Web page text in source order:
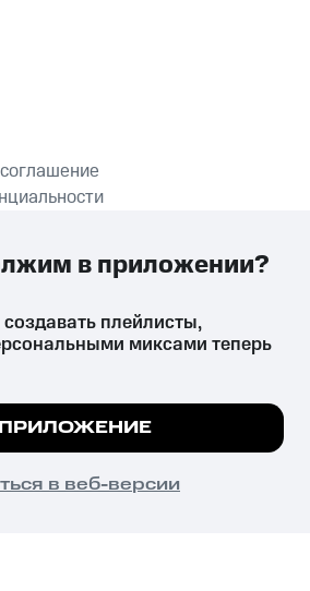
ПРИЛОЖЕНИЕ
их аналогов причиняет вред здоровью,
и влечёт установленную
чтобы на сайте все
ПОНЯТНО
плейлисты,
миксами теперь
в веб-версии